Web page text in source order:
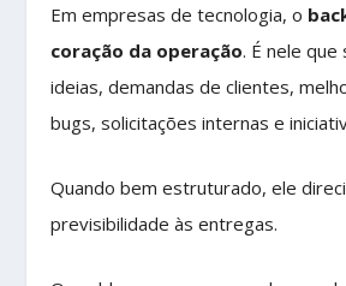
Em empresas de tecnologia, o
coração da operação. É nele
ideias, demandas de clientes,
bugs, solicitações internas e
Quando bem estruturado, ele
previsibilidade às entregas.